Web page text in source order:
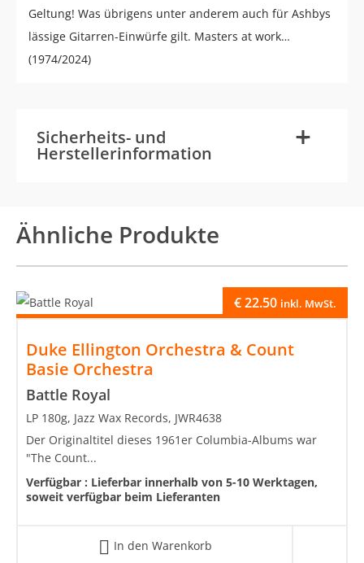
Geltung! Was übrigens unter anderem auch für Ashbys
lässige Gitarren-Einwürfe gilt. Masters at work…
(1974/2024)
Sicherheits- und
Herstellerinformation +
-
Ähnliche Produkte
Duke Ellington Orchestra & Count
Basie Orchestra
Battle Royal
€22.50 inkl. MwSt.
LP 180g, Jazz Wax Records, JWR4638
Der Originaltitel dieses 1961er Columbia-Albums war
"The Count...
Verfügbar : Lieferbar innerhalb von 5-10 Werktagen,
soweit verfügbar beim Lieferanten
In den Warenkorb